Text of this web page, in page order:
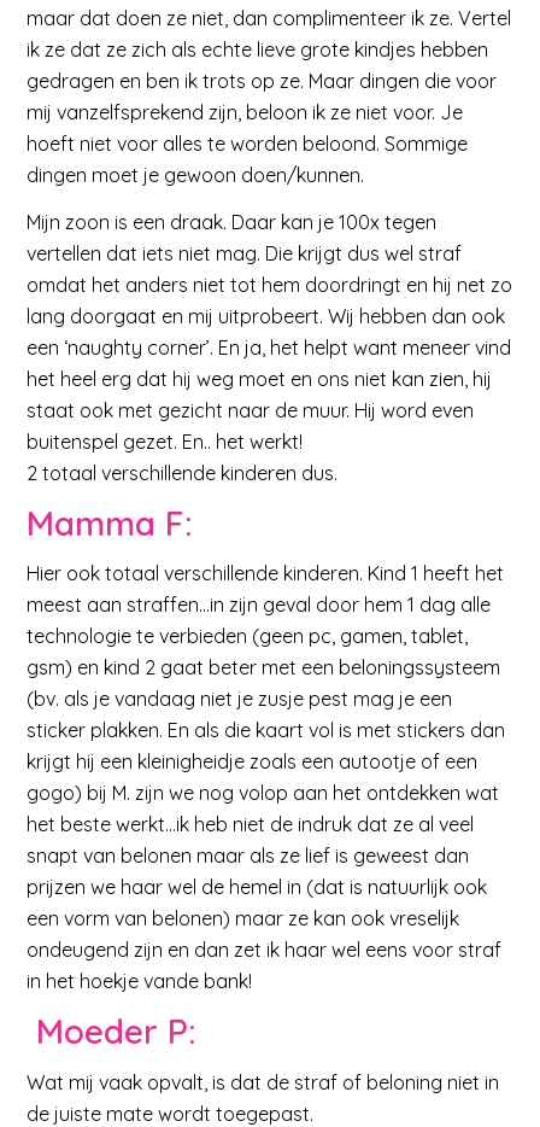
maar dat doen ze niet, dan complimenteer ik ze. Vertel
ik ze dat ze zich als echte lieve grote kindjes hebben
gedragen en ben ik trots op ze. Maar dingen die voor
mij vanzelfsprekend zijn, beloon ik ze niet voor. Je
hoeft niet voor alles te worden beloond. Sommige
dingen moet je gewoon doen/kunnen.
Mijn zoon is een draak. Daar kan je 100x tegen
vertellen dat iets niet mag. Die krijgt dus wel straf
omdat het anders niet tot hem doordringt en hij net zo
lang doorgaat en mij uitprobeert. Wij hebben dan ook
een ‘naughty corner’. En ja, het helpt want meneer vind
het heel erg dat hij weg moet en ons niet kan zien, hij
staat ook met gezicht naar de muur. Hij word even
buitenspel gezet. En.. het werkt!
2 totaal verschillende kinderen dus.
Mamma F:
Hier ook totaal verschillende kinderen. Kind 1 heeft het
meest aan straffen…in zijn geval door hem 1 dag alle
technologie te verbieden (geen pc, gamen, tablet,
gsm) en kind 2 gaat beter met een beloningssysteem
(bv. als je vandaag niet je zusje pest mag je een
sticker plakken. En als die kaart vol is met stickers dan
krijgt hij een kleinigheidje zoals een autootje of een
gogo) bij M. zijn we nog volop aan het ontdekken wat
het beste werkt…ik heb niet de indruk dat ze al veel
snapt van belonen maar als ze lief is geweest dan
prijzen we haar wel de hemel in (dat is natuurlijk ook
een vorm van belonen) maar ze kan ook vreselijk
ondeugend zijn en dan zet ik haar wel eens voor straf
in het hoekje vande bank!
Moeder P:
Wat mij vaak opvalt, is dat de straf of beloning niet in
de juiste mate wordt toegepast.